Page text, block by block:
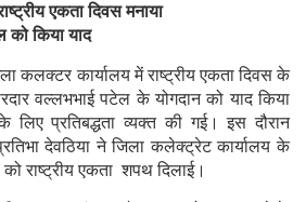
एकता दिवस मनाया
को किया याद
कलक्टर कार्यालय में राष्ट्रीय एकता दिवस के
वल्लभभाई पटेल के योगदान को याद किया
लिए प्रतिबद्धता व्यक्त की गई। इस दौरान
देवठिया ने जिला कलेक्ट्रेट कार्यालय के
को राष्ट्रीय एकता शपथ दिलाई।